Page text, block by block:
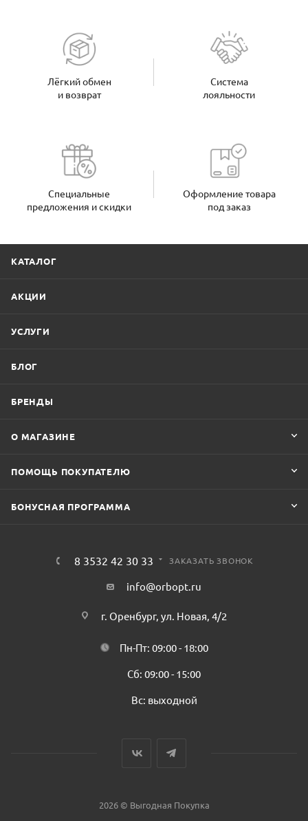
Лёгкий обмен
и возврат
Система
лояльности
Специальные
предложения и скидки
Оформление товара
под заказ
КАТАЛОГ
АКЦИИ
УСЛУГИ
БЛОГ
БРЕНДЫ
О МАГАЗИНЕ
ПОМОЩЬ ПОКУПАТЕЛЮ
БОНУСНАЯ ПРОГРАММА
8 3532 42 30 33 ЗАКАЗАТЬ ЗВОНОК
info@orbopt.ru
г. Оренбург, ул. Новая, 4/2
Пн-Пт: 09:00 - 18:00
Сб: 09:00 - 15:00
Вс: выходной
2026 © Выгодная Покупка